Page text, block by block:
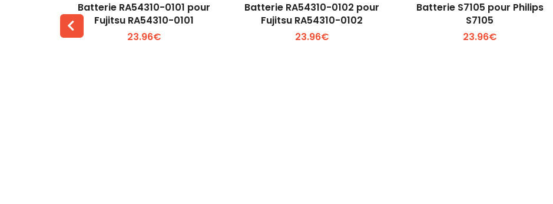
Voir plus +
Batterie RA54310-0101 pour
Fujitsu RA54310-0101
23.96€
Voir plus +
Batterie RA54310-0102 pour
Fujitsu RA54310-0102
23.96€
Voir plus +
Batterie S7105 pour Philips
S7105
23.96€